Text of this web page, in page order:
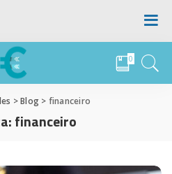
0
>Blog > financeiro
financeiro